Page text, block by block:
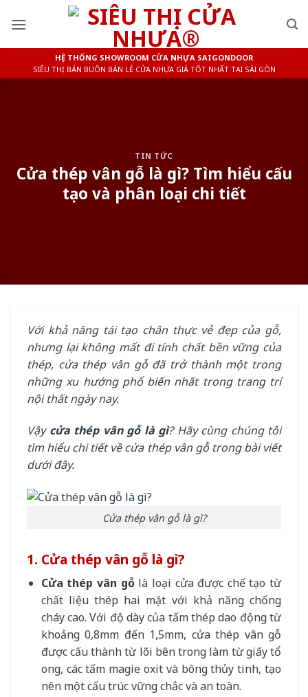
HỆ THỐNG SHOWROOM CỬA NHỰA SAIGONDOOR
SIÊU THỊ BÁN BUÔN BÁN LẺ CỬA NHỰA GIÁ TỐT NHẤT TẠI SÀI GÒN
TIN TỨC
Cửa thép vân gỗ là gì? Tìm hiểu cấu
tạo và phân loại chi tiết
Với khả năng tái tạo chân thực vẻ đẹp của gỗ,
nhưng lại không mất đi tính chất bền vững của
thép, cửa thép vân gỗ đã trở thành một trong
những xu hướng phổ biến nhất trong trang trí
nội thất ngày nay.
Vậy cửa thép vân gỗ là gì?Hãy cùng chúng tôi
tìm hiểu chi tiết về cửa thép vân gỗ trong bài viết
dưới đây.
Cửa thép vân gỗ là gì?
1. Cửa thép vân gỗ là gì?
Cửa thép vân gỗlà loại cửa được chế tạo từ
chất liệu thép hai mặt với khả năng chống
cháy cao. Với độ dày của tấm thép dao động từ
khoảng 0,8mm đến 1,5mm, cửa thép vân gỗ
được cấu thành từ lõi bên trong làm từ giấy tổ
ong, các tấm magie oxit và bông thủy tinh, tạo
nên một cấu trúc vững chắc và an toàn.